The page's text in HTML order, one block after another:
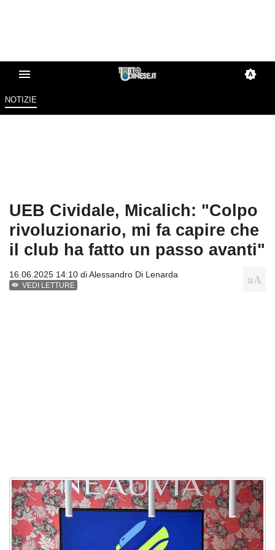
NOTIZIE
UEB Cividale, Micalich: "Colpo
rivoluzionario, mi fa capire che
il club ha fatto un passo avanti"
16.06.2025 14:10 diAlessandro Di Lenarda
VEDI LETTURE